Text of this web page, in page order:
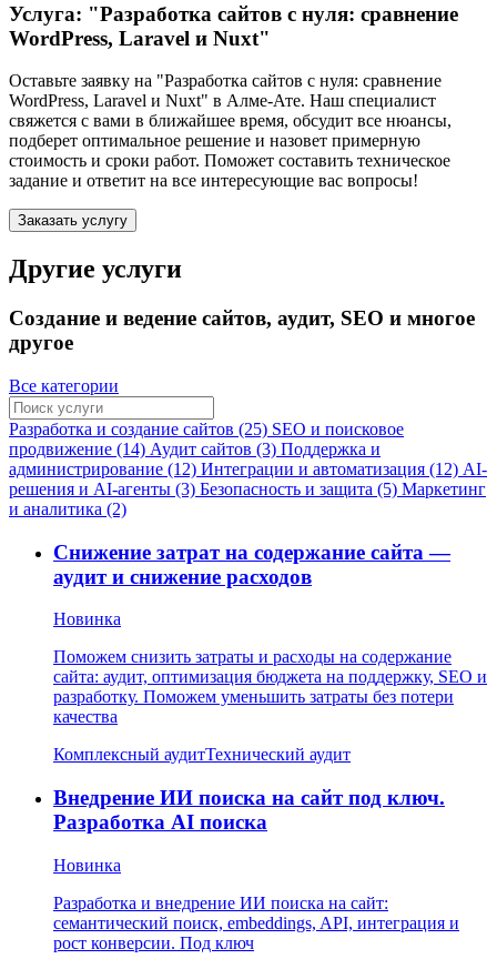
Услуга: "Разработка сайтов с нуля: сравнение
WordPress, Laravel и Nuxt"
Оставьте заявку на "Разработка сайтов с нуля: сравнение
WordPress, Laravel и Nuxt" в Алме-Ате. Наш специалист
свяжется с вами в ближайшее время, обсудит все нюансы,
подберет оптимальное решение и назовет примерную
стоимость и сроки работ. Поможет составить техническое
задание и ответит на все интересующие вас вопросы!
Заказать услугу
Другие услуги
Создание и ведение сайтов, аудит, SEO и многое
другое
Все категории
Разработка и создание сайтов (25) SEO и поисковое
продвижение (14) Аудит сайтов (3) Поддержка и
администрирование (12) Интеграции и автоматизация (12) AI-
решения и AI-агенты (3) Безопасность и защита (5) Маркетинг
и аналитика (2)
Снижение затрат на содержание сайта —
аудит и снижение расходов
Новинка
Поможем снизить затраты и расходы на содержание
сайта: аудит, оптимизация бюджета на поддержку, SEO и
разработку. Поможем уменьшить затраты без потери
качества
Комплексный аудитТехнический аудит
Внедрение ИИ поиска на сайт под ключ.
Разработка AI поиска
Новинка
Разработка и внедрение ИИ поиска на сайт:
семантический поиск, embeddings, API, интеграция и
рост конверсии. Под ключ